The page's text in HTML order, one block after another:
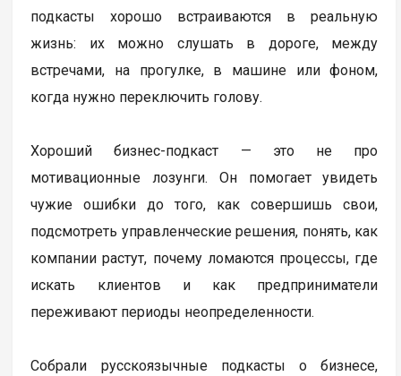
подкасты хорошо встраиваются в реальную
жизнь: их можно слушать в дороге, между
встречами, на прогулке, в машине или фоном,
когда нужно переключить голову.
Хороший бизнес-подкаст — это не про
мотивационные лозунги. Он помогает увидеть
чужие ошибки до того, как совершишь свои,
подсмотреть управленческие решения, понять, как
компании растут, почему ломаются процессы, где
искать клиентов и как предприниматели
переживают периоды неопределенности.
Собрали русскоязычные подкасты о бизнесе,